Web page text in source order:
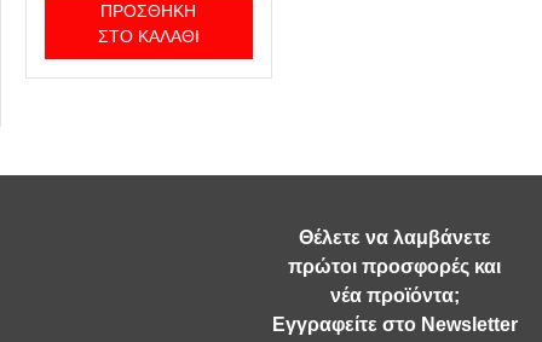
ΠΡΟΣΘΉΚΗ
ΣΤΟ ΚΑΛΆΘΙ
Θέλετε να λαμβάνετε
πρώτοι προσφορές και
νέα προϊόντα;
Εγγραφείτε στο Newsletter